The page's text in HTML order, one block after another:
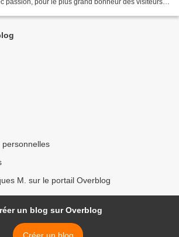
M. sur le portail Overblog
un blog sur Overblog